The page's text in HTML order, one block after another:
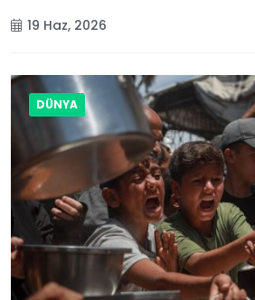
19 Haz, 2026
DÜNYA